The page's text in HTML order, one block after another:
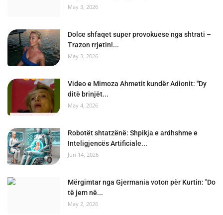
May 3, 2026
Dolce shfaqet super provokuese nga shtrati –
Trazon rrjetin!...
May 3, 2026
Video e Mimoza Ahmetit kundër Adionit: "Dy
ditë brinjët...
May 4, 2026
Robotët shtatzënë: Shpikja e ardhshme e
Inteligjencës Artificiale...
Jun 14, 2026
Mërgimtar nga Gjermania voton për Kurtin: "Do
të jem në...
May 2, 2026